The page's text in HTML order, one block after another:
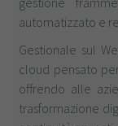
automatizzato e
Gestionale sul
cloud pensato
offrendo alle
trasformazione